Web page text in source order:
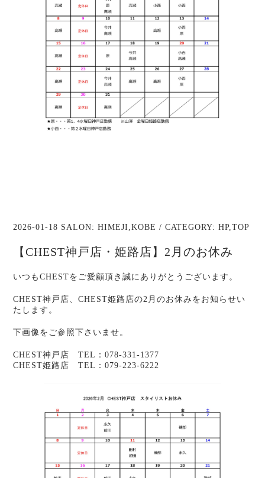
2026-01-18 SALON:HIMEJI ,KOBE / CATEGORY:HP,TOP
【CHEST神戸店・姫路店】2月のお休み
いつもCHESTをご愛顧頂き誠にありがとうございます。
CHEST神戸店、CHEST姫路店の2月のお休みをお知らせい
たします。
下画像をご参照下さいませ。
CHEST神戸店 TEL：078-331-1377
CHEST姫路店 TEL：079-223-6222